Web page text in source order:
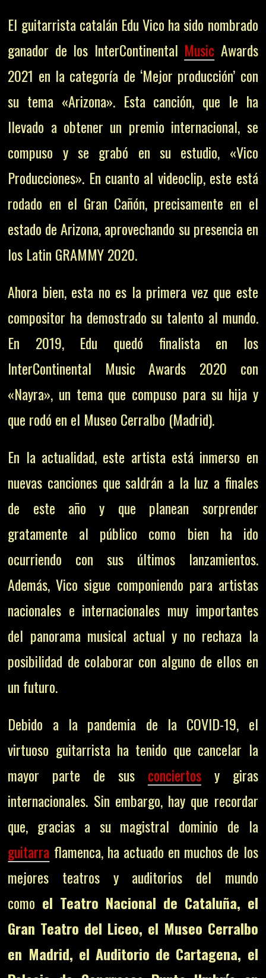
El guitarrista catalán Edu Vico ha sido nombrado
ganador de los InterContinental Music Awards
2021 en la categoría de ‘Mejor producción’ con
su tema «Arizona». Esta canción, que le ha
llevado a obtener un premio internacional, se
compuso y se grabó en su estudio, «Vico
Producciones». En cuanto al videoclip, este está
rodado en el Gran Cañón, precisamente en el
estado de Arizona, aprovechando su presencia en
los Latin GRAMMY 2020.
Ahora bien, esta no es la primera vez que este
compositor ha demostrado su talento al mundo.
En 2019, Edu quedó finalista en los
InterContinental Music Awards 2020 con
«Nayra», un tema que compuso para su hija y
que rodó en el Museo Cerralbo (Madrid).
En la actualidad, este artista está inmerso en
nuevas canciones que saldrán a la luz a finales
de este año y que planean sorprender
gratamente al público como bien ha ido
ocurriendo con sus últimos lanzamientos.
Además, Vico sigue componiendo para artistas
nacionales e internacionales muy importantes
del panorama musical actual y no rechaza la
posibilidad de colaborar con alguno de ellos en
un futuro.
Debido a la pandemia de la COVID-19, el
virtuoso guitarrista ha tenido que cancelar la
mayor parte de sus conciertosy giras
internacionales. Sin embargo, hay que recordar
que, gracias a su magistral dominio de la
guitarra flamenca, ha actuado en muchos de los
mejores teatros y auditorios del mundo
como el Teatro Nacional de Cataluña, el
Gran Teatro del Liceo, el Museo Cerralbo
en Madrid, el Auditorio de Cartagena, el